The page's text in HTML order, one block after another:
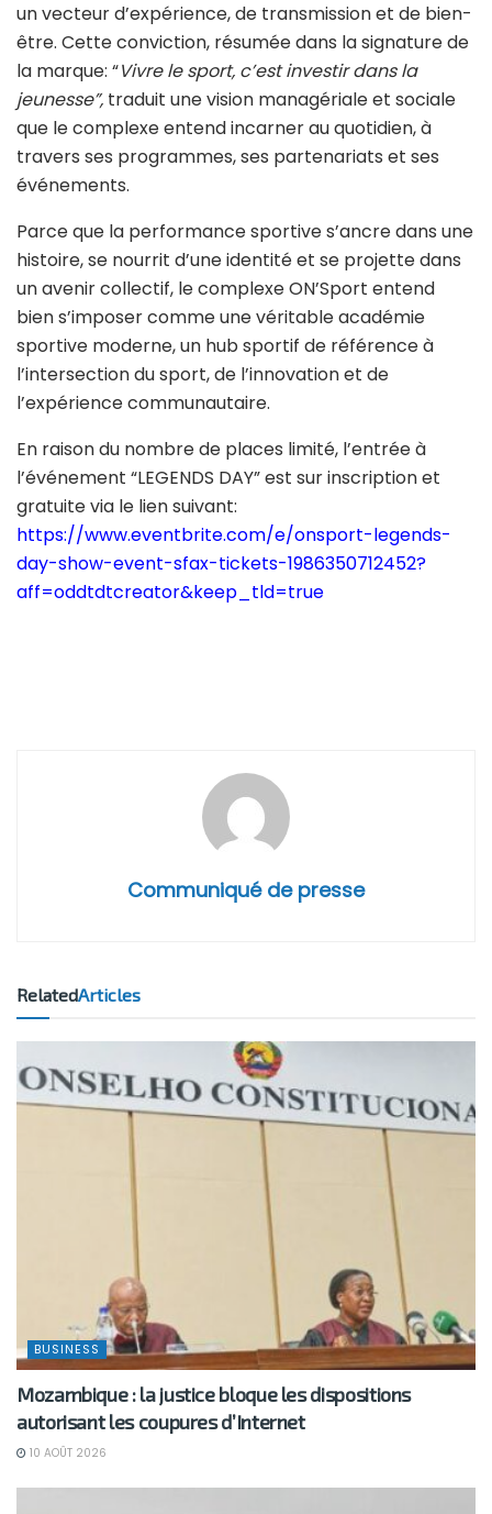
un vecteur d’expérience, de transmission et de bien-
être. Cette conviction, résumée dans la signature de
la marque: “Vivre le sport, c’est investir dans la
jeunesse”, traduit une vision managériale et sociale
que le complexe entend incarner au quotidien, à
travers ses programmes, ses partenariats et ses
événements.
Parce que la performance sportive s’ancre dans une
histoire, se nourrit d’une identité et se projette dans
un avenir collectif, le complexe ON’Sport entend
bien s’imposer comme une véritable académie
sportive moderne, un hub sportif de référence à
l’intersection du sport, de l’innovation et de
l’expérience communautaire.
En raison du nombre de places limité, l’entrée à
l’événement “LEGENDS DAY” est sur inscription et
gratuite via le lien suivant:
https://www.eventbrite.com/e/onsport-legends-
day-show-event-sfax-tickets-1986350712452?
aff=oddtdtcreator&keep_tld=true
Communiqué de presse
RelatedArticles
BUSINESS
Mozambique : la justice bloque les dispositions
autorisant les coupures d’Internet
10 AOÛT 2026